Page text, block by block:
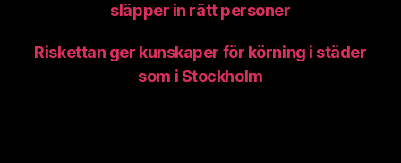
släpper in rätt personer
Riskettan ger kunskaper för körning i städer
som i Stockholm